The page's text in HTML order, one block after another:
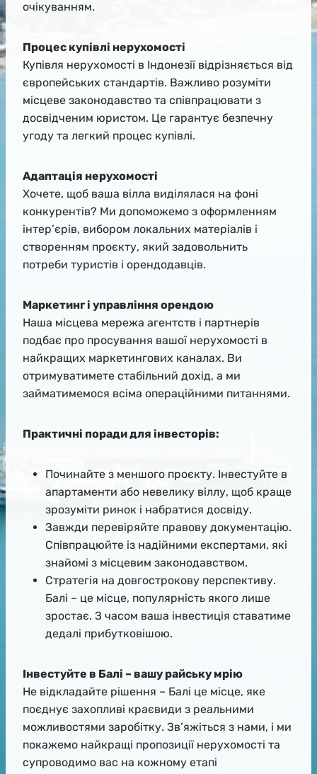
очікуванням.
Процес купівлі нерухомості
Купівля нерухомості в Індонезії відрізняється від
європейських стандартів. Важливо розуміти
місцеве законодавство та співпрацювати з
досвідченим юристом. Це гарантує безпечну
угоду та легкий процес купівлі.
Адаптація нерухомості
Хочете, щоб ваша вілла виділялася на фоні
конкурентів? Ми допоможемо з оформленням
інтер’єрів, вибором локальних матеріалів і
створенням проєкту, який задовольнить
потреби туристів і орендодавців.
Маркетинг і управління орендою
Наша місцева мережа агентств і партнерів
подбає про просування вашої нерухомості в
найкращих маркетингових каналах. Ви
отримуватимете стабільний дохід, а ми
займатимемося всіма операційними питаннями.
Практичні поради для інвесторів:
Починайте з меншого проєкту. Інвестуйте в
апартаменти або невелику віллу, щоб краще
зрозуміти ринок і набратися досвіду.
Завжди перевіряйте правову документацію.
Співпрацюйте із надійними експертами, які
знайомі з місцевим законодавством.
Стратегія на довгострокову перспективу.
Балі – це місце, популярність якого лише
зростає. З часом ваша інвестиція ставатиме
дедалі прибутковішою.
Інвестуйте в Балі – вашу райську мрію
Не відкладайте рішення – Балі це місце, яке
поєднує захопливі краєвиди з реальними
можливостями заробітку. Зв’яжіться з нами, і ми
покажемо найкращі пропозиції нерухомості та
супроводимо вас на кожному етапі